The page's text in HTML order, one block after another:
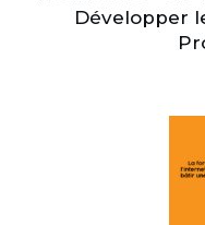
Développer